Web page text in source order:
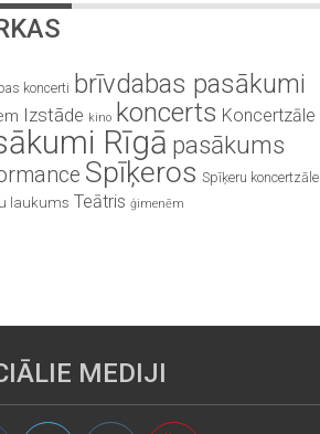
koncerti brīvdabas pasākumi
Izstāde kino koncerts Koncertzāle
Rīgā pasākums
Spīķeros Spīķeru koncertzāle
laukums Teātris ģimenēm
MEDIJI